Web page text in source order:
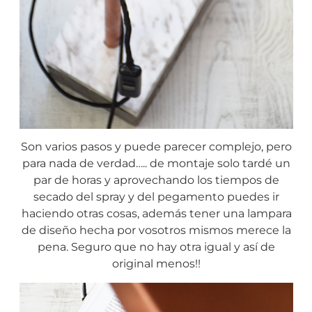
Son varios pasos y puede parecer complejo, pero
para nada de verdad….. de montaje solo tardé un
par de horas y aprovechando los tiempos de
secado del spray y del pegamento puedes ir
haciendo otras cosas, además tener una lampara
de diseño hecha por vosotros mismos merece la
pena. Seguro que no hay otra igual y así de
original menos!!